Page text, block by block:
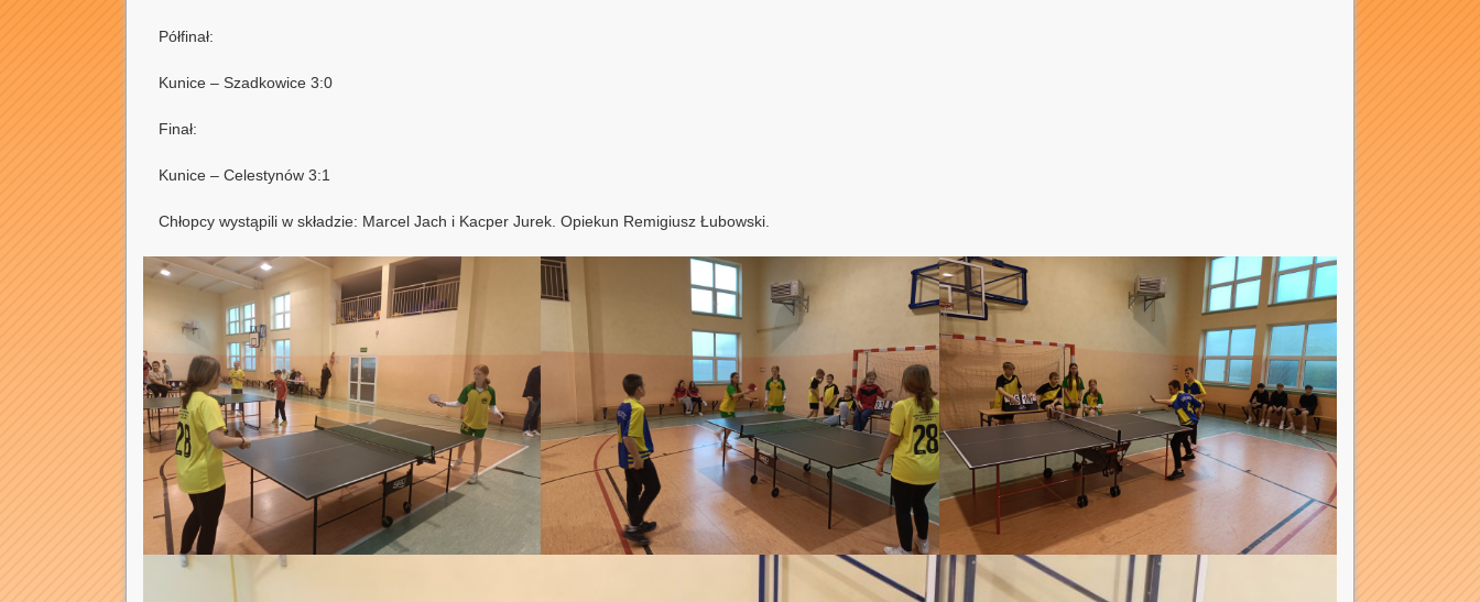
Półfinał:
Kunice – Szadkowice 3:0
Finał:
Kunice – Celestynów 3:1
Chłopcy wystąpili w składzie: Marcel Jach i Kacper Jurek. Opiekun Remigiusz Łubowski.